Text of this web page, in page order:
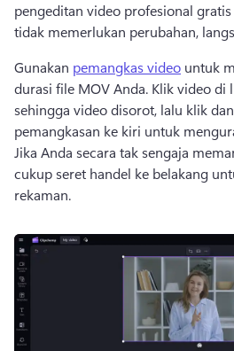
pengeditan video profesional
tidak memerlukan perubahan,
Gunakan pemangkas video untuk
durasi file MOV Anda. Klik video di
sehingga video disorot, lalu klik
Jika Anda secara tak sengaja
cukup seret handel ke belakang
rekaman.